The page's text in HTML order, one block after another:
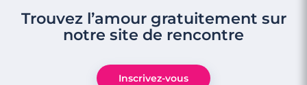
Trouvez l’amour gratuitement sur
notre site de rencontre
Inscrivez-vous